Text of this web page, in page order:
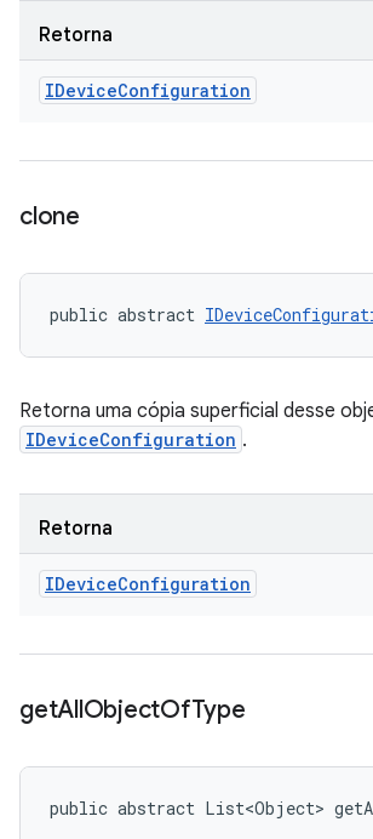
Retorna
IDeviceConfiguration
clone
public abstract
Retorna uma cópia superficial desse
IDeviceConfiguration .
Retorna
IDeviceConfiguration
getAllObjectOfType
public abstract List<Object>